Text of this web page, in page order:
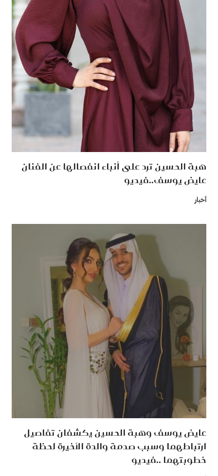
هبة الحسين ترد على أنباء انفصالها عن الفنان
عايض يوسف..فيديو
أخبار
عايض يوسف وهبة الحسين يكشفان تفاصيل
ارتباطهما وسبب صدمة والدة الأخيرة لحظة
خطوبتهما ..فيديو